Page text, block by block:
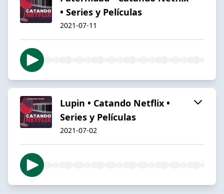
• Series y Películas
2021-07-11
Lupin • Catando Netflix •
Series y Películas
2021-07-02